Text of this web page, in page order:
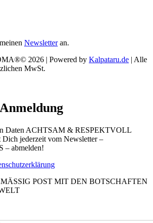
Newsletteran.
2026 | Powered by Kalpataru.de | Alle
MwSt.
Daten ACHTSAM & RESPEKTVOLL
Dich jederzeit vom Newsletter –
abmelden!
POST MIT DEN BOTSCHAFTEN